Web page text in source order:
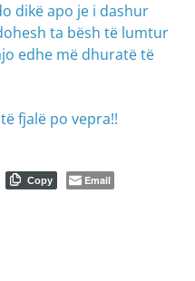
dikë apo je i dashur
ta bësh të lumtur
edhe më dhuratë të
fjalë po vepra!!
Copy Email